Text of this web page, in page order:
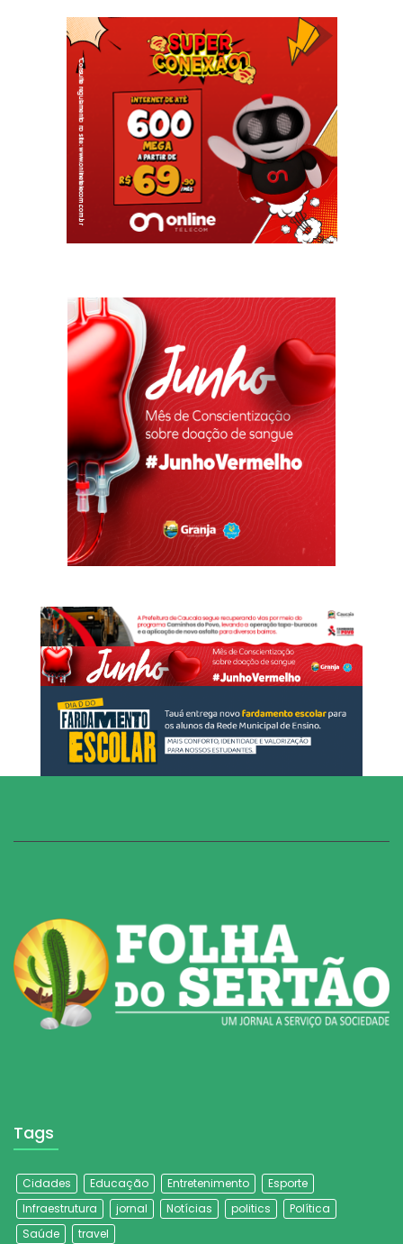
Tags
Cidades Educação Entretenimento
Esporte
Infraestrutura
jornal Notícias politics
Política
Saúde
travel